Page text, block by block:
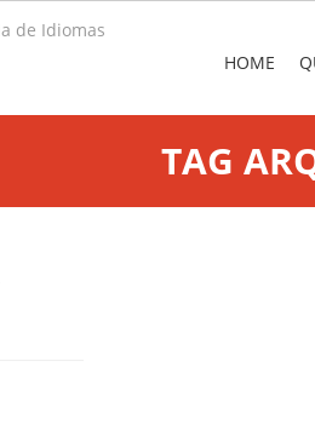
SKIP TO
HOME
TAG